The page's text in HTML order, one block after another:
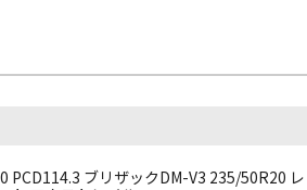
PCD114.3 ブリザックDM-V3 235/50R20 レ